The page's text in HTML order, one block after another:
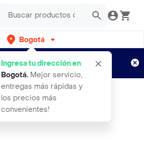
Bogotá
Ingresa tu dirección en
Bogotá. Mejor servicio,
entregas más rápidas y
los precios más
convenientes!
gratis por semanas
Aplican TyC
2 Succionador